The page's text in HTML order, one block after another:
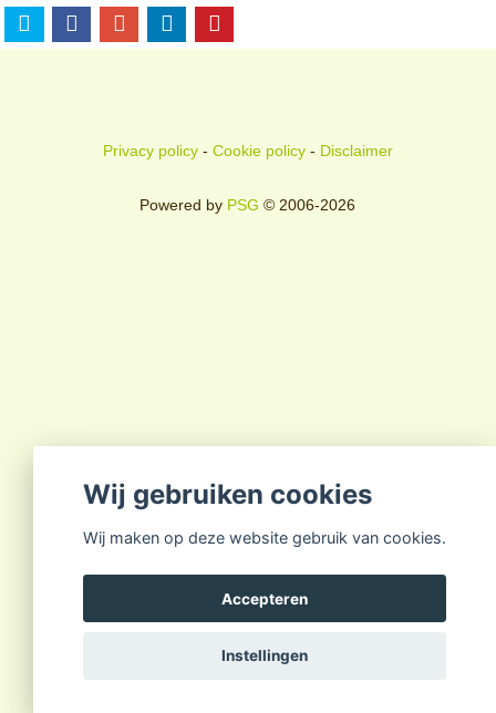
Privacy policy- Cookie policy- Disclaimer
Powered by PSG © 2006-2026
Wij gebruiken cookies
Wij maken op deze website gebruik van cookies.
Accepteren
Instellingen